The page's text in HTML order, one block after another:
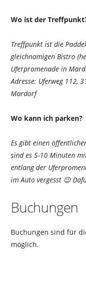
Wo ist der
Treffpunkt ist die
gleichnamigen Bistro
Uferpromenade in
Adresse: Uferweg 112,
Mardorf
Wo kann ich parken?
Es gibt einen
sind es 5-10 Minuten
entlang der
im Auto vergesst 😉
Buchungen
Buchungen sind für
möglich.